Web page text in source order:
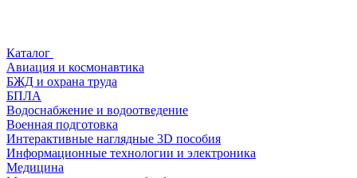
Каталог
Авиация и космонавтика
БЖД и охрана труда
БПЛА
Водоснабжение и водоотведение
Военная подготовка
Интерактивные наглядные 3D пособия
Информационные технологии и электроника
Медицина